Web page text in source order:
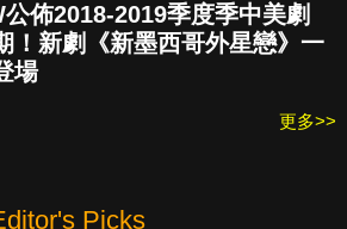
公佈2018-2019季度季中美劇
！新劇《新墨西哥外星戀》一
場
更多>>
Picks